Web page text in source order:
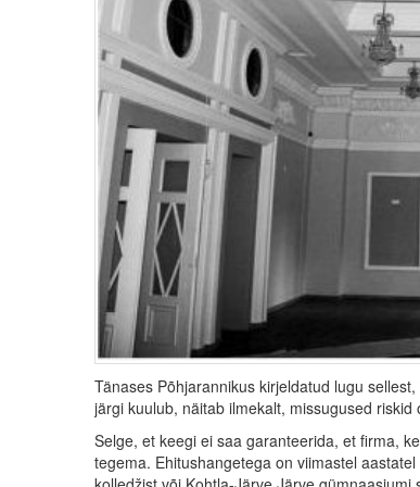
Tänases Põhjarannikus kirjeldatud lugu
järgi kuulub, näitab ilmekalt, missugused
Selge, et keegi ei saa garanteerida, et firma,
tegema. Ehitushangetega on viimastel